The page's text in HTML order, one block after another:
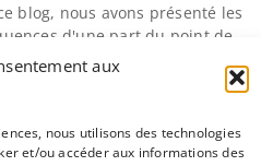
aux
nous utilisons des technologies
et/ou accéder aux informations des
blog, nous avons présenté les
d'une part du point de
calcul de la conservation. Je
revenir sur un point important :
permet,…